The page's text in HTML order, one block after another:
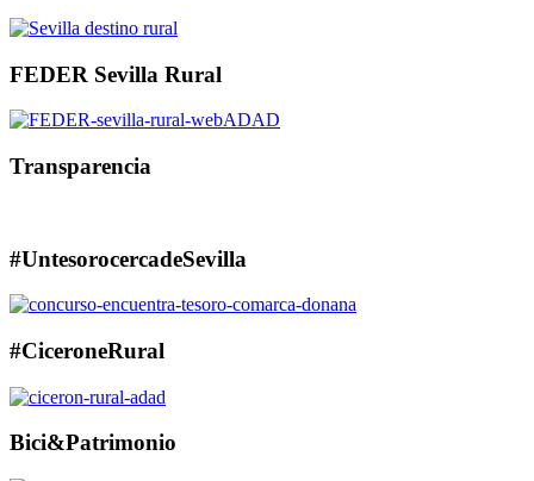
FEDER Sevilla Rural
Transparencia
#UntesorocercadeSevilla
#CiceroneRural
Bici&Patrimonio